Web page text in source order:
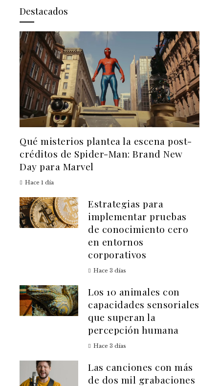
Destacados
Qué misterios plantea la escena post-
créditos de Spider-Man: Brand New
Day para Marvel
Hace 1 día
Estrategias para
implementar pruebas
de conocimiento cero
en entornos
corporativos
Hace 3 días
Los 10 animales con
capacidades sensoriales
que superan la
percepción humana
Hace 3 días
Las canciones con más
de dos mil grabaciones